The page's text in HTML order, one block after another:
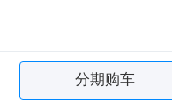
分期购车